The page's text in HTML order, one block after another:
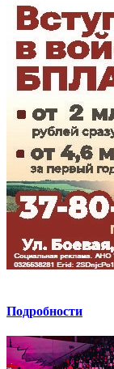
Подробности